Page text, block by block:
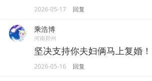
2026-05-17 回复
乘浩博
河南郑州
坚决支持你夫妇俩马上复婚！
2026-05-16 回复